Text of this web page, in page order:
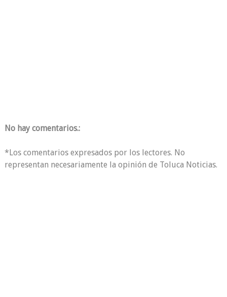
No hay comentarios.:
*Los comentarios expresados por los lectores. No
representan necesariamente la opinión de Toluca Noticias.